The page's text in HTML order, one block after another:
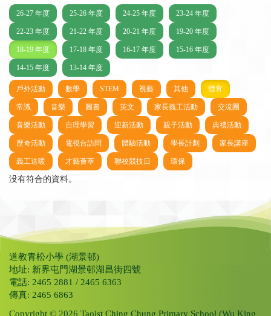
26-27 年度 25-26 年度 24-25 年度 23-24 年度
22-23 年度 21-22 年度 20-21 年度 19-20 年度
18-19 年度 17-18 年度 16-17 年度 15-16 年度
14-15 年度 13-14 年度
戶外活動 數學 STEM 視藝 其他 體育
常識 音樂 圖書 英文 家長義工活動 交流團
音樂活動 自理學習 迎新活動 親子活動 典禮活動
歷奇活動 電視台訪問 體驗活動 學長計劃 家長講座
義工送暖 才藝薈萃 聯校競技日 環保
没有符合的資料。
道教青松小學 (湖景邨)
地址: 新界屯門湖景邨湖昌街四號
電話: 2465 2881 / 2465 6363
傳真: 2465 6863
Copyright © 2026 Taoist Ching Chung Primary School (Wu King